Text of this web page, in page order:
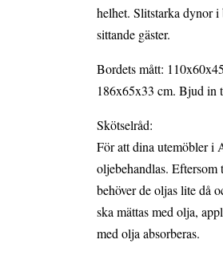
helhet. Slitstarka dynor
sittande gäster.
Bordets mått:
186x65x33 cm. Bjud in
Skötselråd:
För att dina utemöbler i
oljebehandlas. Eftersom
behöver de oljas lite då
ska mättas med olja,
med olja absorberas.